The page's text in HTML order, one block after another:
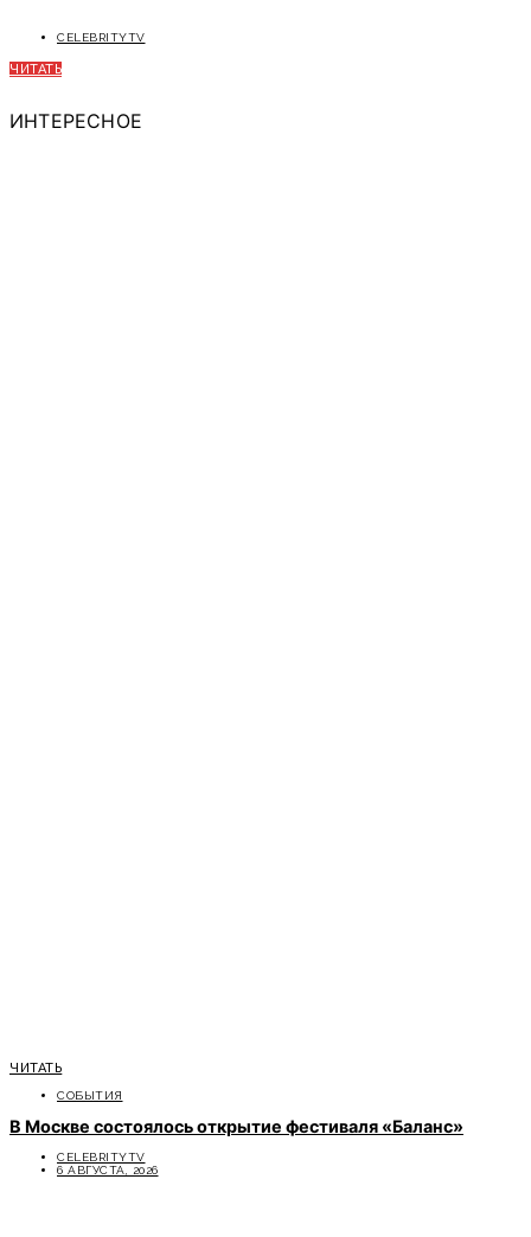
CELEBRITYTV
ЧИТАТЬ
ИНТЕРЕСНОЕ
ЧИТАТЬ
СОБЫТИЯ
В Москве состоялось открытие фестиваля «Баланс»
CELEBRITYTV
6 АВГУСТА, 2026